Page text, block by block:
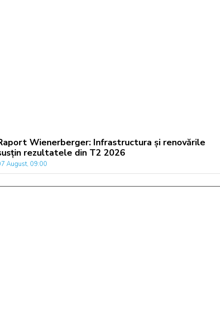
Wienerberger: Infrastructura și renovările
rezultatele din T2 2026
August, 09:00